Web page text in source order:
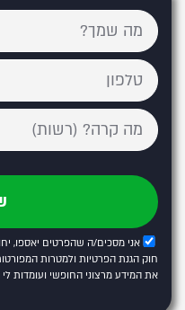
אני מסכים/ה שהפרטים יאספו,
חוק הגנת הפרטיות ולמטרות
את המידע מרצוני החופשי ועומדות לי